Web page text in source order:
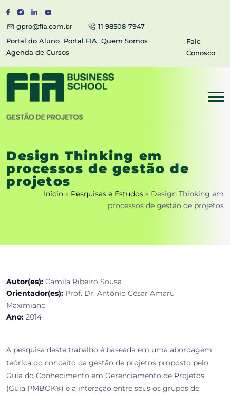
gpro@fia.com.br
11 98508-7947
Portal do Aluno Portal FIA Quem Somos
Agenda de Cursos
Fale
Conosco
Design Thinking em
processos de gestão de
projetos
Início » Pesquisas e Estudos » Design Thinking em
processos de gestão de projetos
Autor(es): Camila Ribeiro Sousa
Orientador(es): Prof. Dr. Antônio César Amaru
Maximiano
Ano: 2014
A pesquisa deste trabalho é baseada em uma abordagem
teórica do conceito da gestão de projetos proposto pelo
Guia do Conhecimento em Gerenciamento de Projetos
(Guia PMBOK®) e a interação entre seus os grupos de